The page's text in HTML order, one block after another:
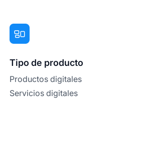
Tipo de producto
Productos digitales
Servicios digitales